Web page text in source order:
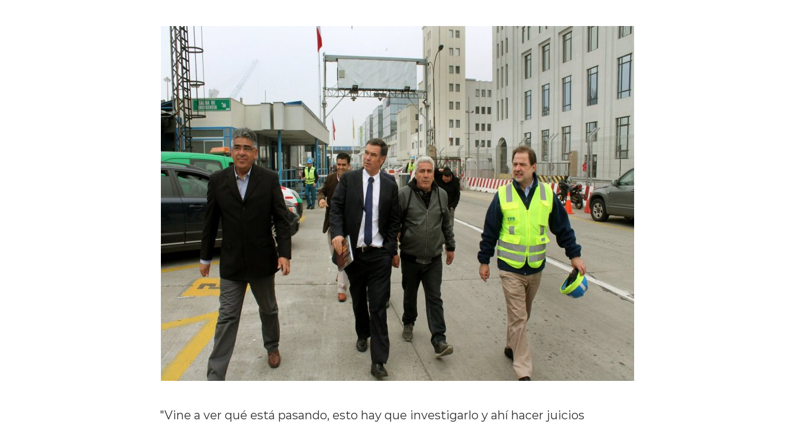
"Vine a ver qué está pasando, esto hay que investigarlo y ahí hacer juicios